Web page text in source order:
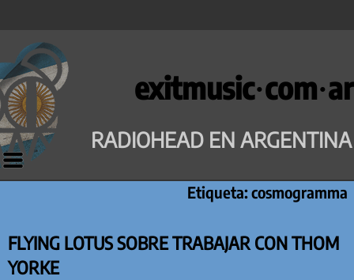
Saltar
al
contenido
exitmusic·com·ar
RADIOHEAD EN ARGENTINA
Etiqueta:cosmogramma
FLYING LOTUS SOBRE TRABAJAR CON THOM
YORKE